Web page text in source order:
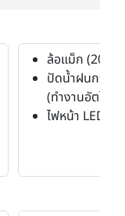
ล้อแม็ก (20")
ปัดน้ำฝนกระจ
(ทำงานอัตโนมั
ไฟหน้า LED